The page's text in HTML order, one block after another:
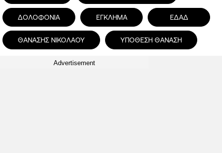
ΔΟΛΟΦΟΝΙΑ ΕΓΚΛΗΜΑ ΕΔΑΔ
ΘΑΝΑΣΗΣ ΝΙΚΟΛΑΟΥ ΥΠΟΘΕΣΗ ΘΑΝΑΣΗ
Advertisement